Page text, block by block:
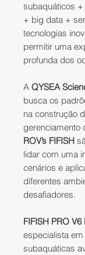
subaquáticos +
+ big data +
tecnologias
permitir uma
profunda dos
A QYSEA
busca os
na construção
gerenciamento
ROV’s FIFISH
lidar com uma
cenários e
diferentes
desafiadores.
FIFISH PRO V6
especialista
subaquáticas